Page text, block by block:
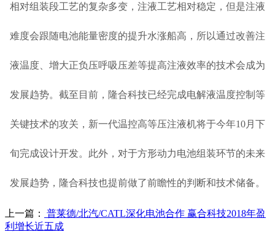
相对组装段工艺的复杂多变，注液工艺相对稳定，但是注液
难度会跟随电池能量密度的提升水涨船高，所以通过改善注
液温度、增大正负压呼吸压差等提高注液效率的技术会成为
发展趋势。截至目前，隆合科技已经完成电解液温度控制等
关键技术的攻关，新一代温控高等压注液机将于今年10月下
旬完成设计开发。此外，对于方形动力电池组装环节的未来
发展趋势，隆合科技也提前做了前瞻性的判断和技术储备。
上一篇：
普莱德/北汽/CATL深化电池合作 赢合科技2018年盈
利增长近五成